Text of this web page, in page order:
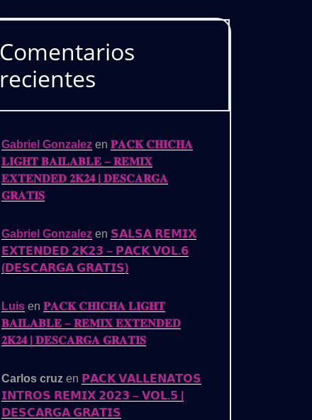
Comentarios
recientes
Gabriel Gonzalez en 𝐏𝐀𝐂𝐊 𝐂𝐇𝐈𝐂𝐇𝐀
𝐋𝐈𝐆𝐇𝐓 𝐁𝐀𝐈𝐋𝐀𝐁𝐋𝐄 – 𝐑𝐄𝐌𝐈𝐗
𝐄𝐗𝐓𝐄𝐍𝐃𝐄𝐃 𝟐𝐊𝟐𝟒 | 𝐃𝐄𝐒𝐂𝐀𝐑𝐆𝐀
𝐆𝐑𝐀𝐓𝐈𝐒
Gabriel Gonzalez en 𝗦𝗔𝗟𝗦𝗔 𝗥𝗘𝗠𝗜𝗫
𝗘𝗫𝗧𝗘𝗡𝗗𝗘𝗗 𝟮𝗞𝟮𝟯 – 𝗣𝗔𝗖𝗞 𝗩𝗢𝗟.𝟲
(𝗗𝗘𝗦𝗖𝗔𝗥𝗚𝗔 𝗚𝗥𝗔𝗧𝗜𝗦)
Luis en 𝐏𝐀𝐂𝐊 𝐂𝐇𝐈𝐂𝐇𝐀 𝐋𝐈𝐆𝐇𝐓
𝐁𝐀𝐈𝐋𝐀𝐁𝐋𝐄 – 𝐑𝐄𝐌𝐈𝐗 𝐄𝐗𝐓𝐄𝐍𝐃𝐄𝐃
𝟐𝐊𝟐𝟒 | 𝐃𝐄𝐒𝐂𝐀𝐑𝐆𝐀 𝐆𝐑𝐀𝐓𝐈𝐒
Carlos cruz en 𝗣𝗔𝗖𝗞 𝗩𝗔𝗟𝗟𝗘𝗡𝗔𝗧𝗢𝗦
𝗜𝗡𝗧𝗥𝗢𝗦 𝗥𝗘𝗠𝗜𝗫 𝟮𝟬𝟮𝟯 – 𝗩𝗢𝗟.𝟱 |
𝗗𝗘𝗦𝗖𝗔𝗥𝗚𝗔 𝗚𝗥𝗔𝗧𝗜𝗦